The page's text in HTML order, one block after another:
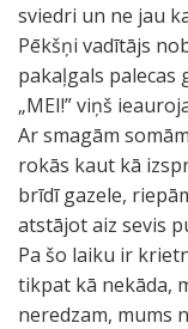
sviedri un ne jau
Pēkšņi vadītājs
pakaļgals palecas
„MEI!” viņš
Ar smagām
rokās kaut kā
brīdī gazele,
atstājot aiz sevis
Pa šo laiku ir
tikpat kā nekāda,
neredzam, mums